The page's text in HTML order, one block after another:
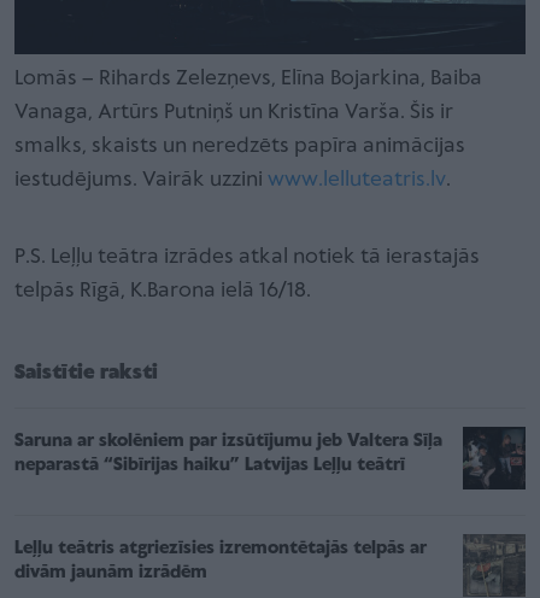
Lomās – Rihards Zelezņevs, Elīna Bojarkina, Baiba
Vanaga, Artūrs Putniņš un Kristīna Varša. Šis ir
smalks, skaists un neredzēts papīra animācijas
iestudējums. Vairāk uzzini www.lelluteatris.lv.
P.S. Leļļu teātra izrādes atkal notiek tā ierastajās
telpās Rīgā, K.Barona ielā 16/18.
Saistītie raksti
Saruna ar skolēniem par izsūtījumu jeb Valtera Sīļa
neparastā “Sibīrijas haiku” Latvijas Leļļu teātrī
Leļļu teātris atgriezīsies izremontētajās telpās ar
divām jaunām izrādēm